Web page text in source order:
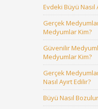
Evdeki Büyü Nasıl
Gerçek
Medyumlar Kim?
Güvenilir
Medyumlar Kim?
Gerçek
Nasıl Ayırt Edilir?
Büyü Nasıl